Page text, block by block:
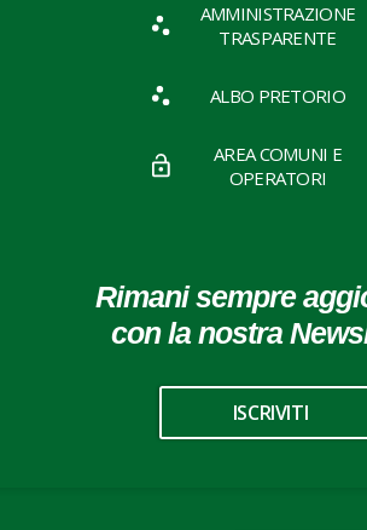
AMMINISTRAZIONE
TRASPARENTE
ALBO PRETORIO
AREA COMUNI E
OPERATORI
Rimani sempre
con la nostra
ISCRIVITI